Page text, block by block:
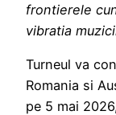
frontierele
vibratia
Turneul va
Romania si
pe 5 mai